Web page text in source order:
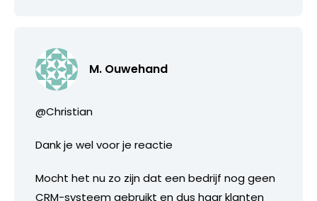
M. Ouwehand
@Christian
Dank je wel voor je reactie
Mocht het nu zo zijn dat een bedrijf nog geen
CRM-systeem gebruikt en dus haar klanten